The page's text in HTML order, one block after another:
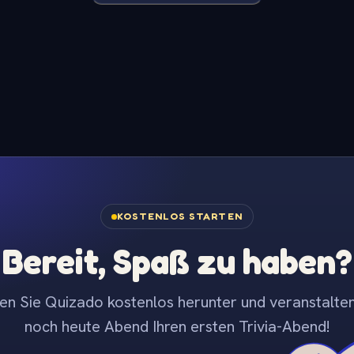
KOSTENLOS STARTEN
Bereit, Spaß zu haben?
Sie Quizado kostenlos herunter und
noch heute Abend Ihren ersten Trivia-Abend!